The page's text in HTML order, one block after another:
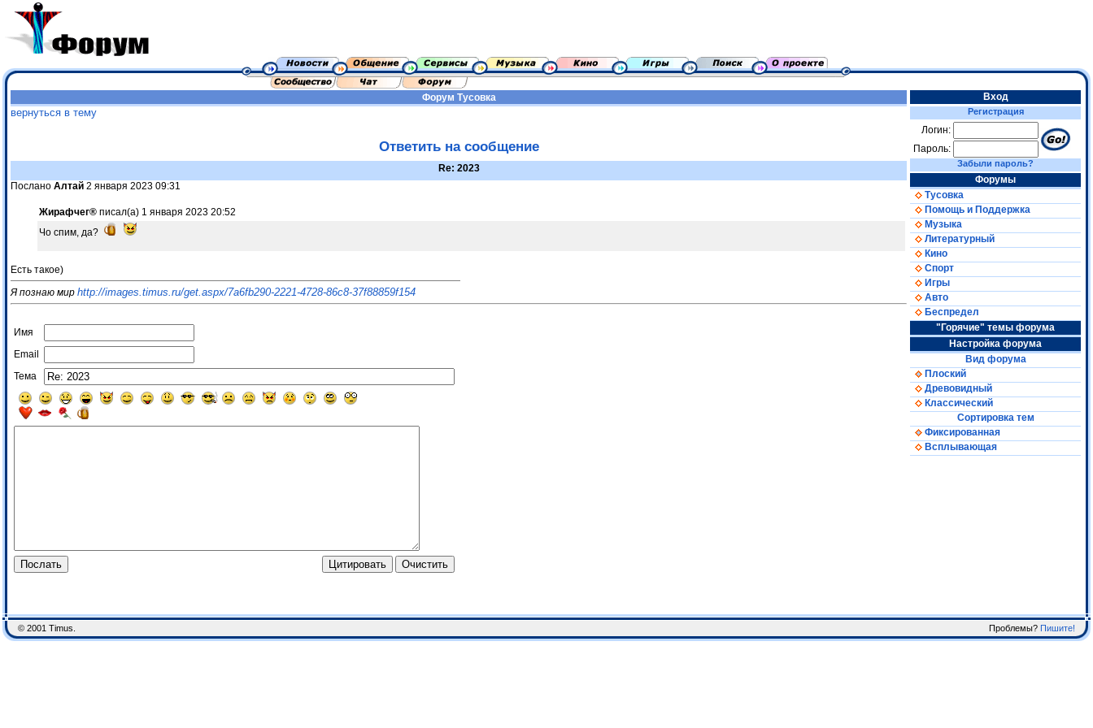
Форум Тусовка
вернуться в тему
Ответить на сообщение
Re: 2023
Послано Алтай 2 января 2023 09:31
Жирафчег® писал(а) 1 января 2023 20:52
Чо спим, да?
Есть такое)
Я познаю мир http://images.timus.ru/get.aspx/7a6fb290-2221-4728-86c8-37f88859f154
Имя
Email
Тема
Вход
Регистрация
Логин:
Пароль:
Забыли пароль?
Форумы
Тусовка
Помощь и Поддержка
Музыка
Литературный
Кино
Спорт
Игры
Авто
Беспредел
"Горячие" темы форума
Настройка форума
Вид форума
Плоский
Древовидный
Классический
Сортировка тем
Фиксированная
Всплывающая
© 2001 Timus. Проблемы? Пишите!